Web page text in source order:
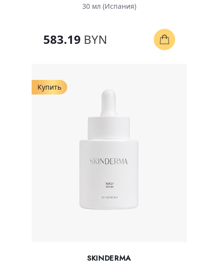
30 мл (Испания)
583.19 BYN
Купить
SKINDERMA